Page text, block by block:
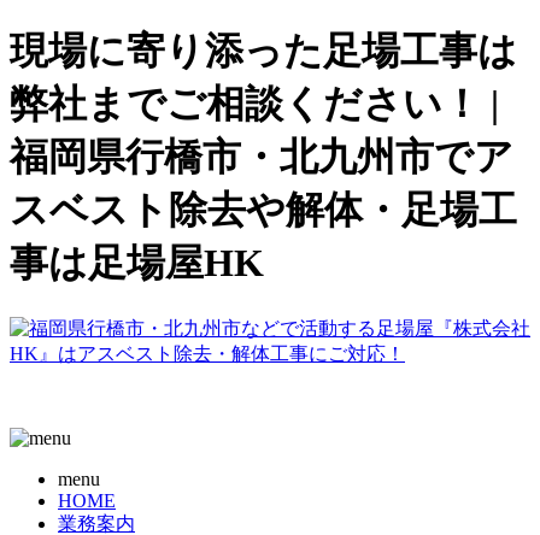
現場に寄り添った足場工事は
弊社までご相談ください！ |
福岡県行橋市・北九州市でア
スベスト除去や解体・足場工
事は足場屋HK
menu
HOME
業務案内